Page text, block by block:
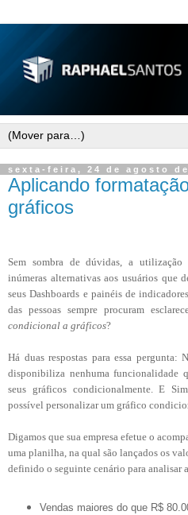
sexta-feira, 24 de agosto de
Aplicando
gráficos
Sem sombra de dúvidas, a utilização
inúmeras alternativas aos usuários que
seus Dashboards e painéis de
das pessoas sempre procuram
condicional a gráficos?
Há duas respostas para essa
disponibiliza nenhuma funcionalidade
seus gráficos condicionalmente. E
possível personalizar um gráfico
Digamos que sua empresa efetue o
uma planilha, na qual são lançados os
definido o seguinte cenário para analisar
Vendas maiores do que R$